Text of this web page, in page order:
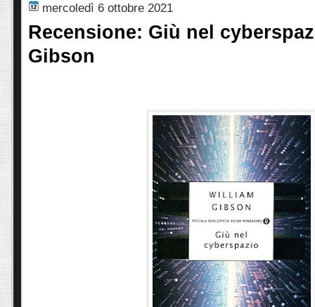
mercoledì 6 ottobre 2021
Recensione: Giù nel
Gibson